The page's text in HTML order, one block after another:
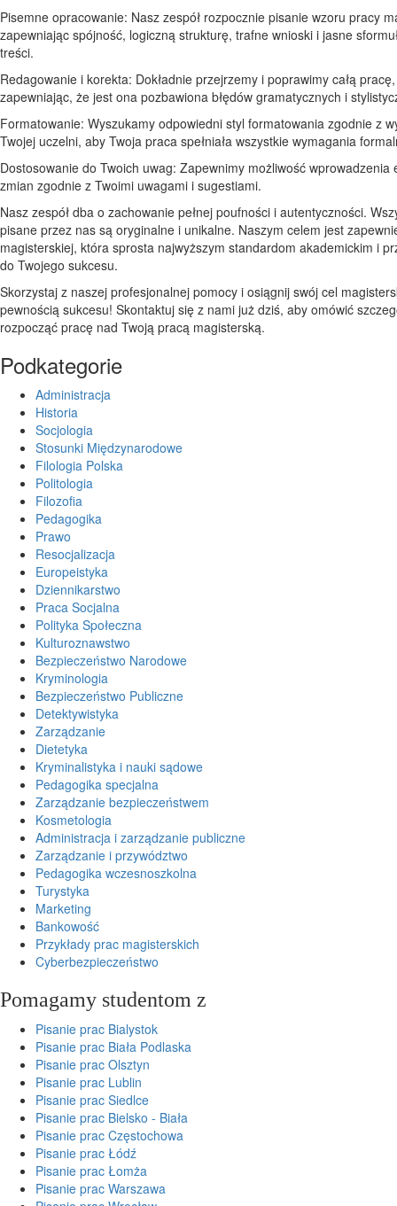
Pisemne opracowanie: Nasz zespół rozpocznie pisanie wzoru pracy
zapewniając spójność, logiczną strukturę, trafne wnioski i jasne
treści.
Redagowanie i korekta: Dokładnie przejrzemy i poprawimy całą pracę,
zapewniając, że jest ona pozbawiona błędów gramatycznych i
Formatowanie: Wyszukamy odpowiedni styl formatowania zgodnie z
Twojej uczelni, aby Twoja praca spełniała wszystkie wymagania
Dostosowanie do Twoich uwag: Zapewnimy możliwość wprowadzenia
zmian zgodnie z Twoimi uwagami i sugestiami.
Nasz zespół dba o zachowanie pełnej poufności i autentyczności.
pisane przez nas są oryginalne i unikalne. Naszym celem jest
magisterskiej, która sprosta najwyższym standardom akademickim i
do Twojego sukcesu.
Skorzystaj z naszej profesjonalnej pomocy i osiągnij swój cel
pewnością sukcesu! Skontaktuj się z nami już dziś, aby omówić
rozpocząć pracę nad Twoją pracą magisterską.
Podkategorie
Administracja
Historia
Socjologia
Stosunki Międzynarodowe
Filologia Polska
Politologia
Filozofia
Pedagogika
Prawo
Resocjalizacja
Europeistyka
Dziennikarstwo
Praca Socjalna
Polityka Społeczna
Kulturoznawstwo
Bezpieczeństwo Narodowe
Kryminologia
Bezpieczeństwo Publiczne
Detektywistyka
Zarządzanie
Dietetyka
Kryminalistyka i nauki sądowe
Pedagogika specjalna
Zarządzanie bezpieczeństwem
Kosmetologia
Administracja i zarządzanie publiczne
Zarządzanie i przywództwo
Pedagogika wczesnoszkolna
Turystyka
Marketing
Bankowość
Przykłady prac magisterskich
Cyberbezpieczeństwo
Pomagamy studentom z
Pisanie prac Bialystok
Pisanie prac Biała Podlaska
Pisanie prac Olsztyn
Pisanie prac Lublin
Pisanie prac Siedlce
Pisanie prac Bielsko - Biała
Pisanie prac Częstochowa
Pisanie prac Łódź
Pisanie prac Łomża
Pisanie prac Warszawa